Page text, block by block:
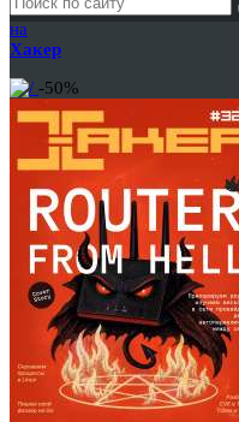
подписка
на
Хакер
-50%